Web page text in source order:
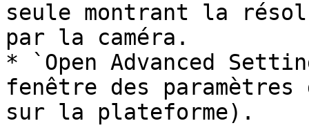
seule montrant la
par la caméra.
* `Open Advanced
fenêtre des
sur la plateforme).